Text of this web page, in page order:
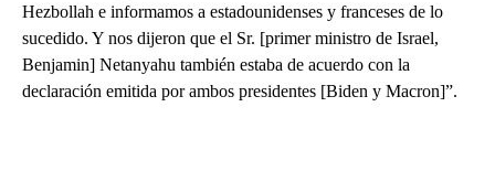
Hezbollah e informamos a estadounidenses y franceses de lo
sucedido. Y nos dijeron que el Sr. [primer ministro de Israel,
Benjamin] Netanyahu también estaba de acuerdo con la
declaración emitida por ambos presidentes [Biden y Macron]”.